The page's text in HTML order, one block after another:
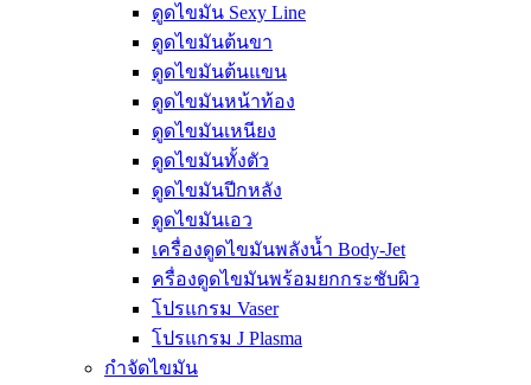
ดูดไขมัน Sexy Line
ดูดไขมันต้นขา
ดูดไขมันต้นแขน
ดูดไขมันหน้าท้อง
ดูดไขมันเหนียง
ดูดไขมันทั้งตัว
ดูดไขมันปีกหลัง
ดูดไขมันเอว
เครื่องดูดไขมันพลังน้ำ Body-Jet
ครื่องดูดไขมันพร้อมยกกระชับผิว
โปรแกรม Vaser
โปรแกรม J Plasma
กำจัดไขมัน